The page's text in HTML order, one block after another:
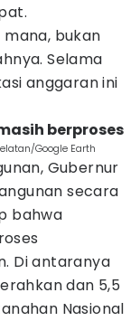
mana, bukan
Selama
anggaran ini
berproses
Google Earth
Gubernur
secara
bahwa
Di antaranya
dan 5,5
Nasional